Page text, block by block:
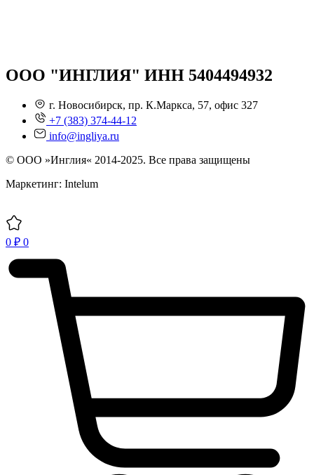
ООО "ИНГЛИЯ" ИНН 5404494932
г. Новосибирск, пр. К.Маркса, 57, офис 327
+7 (383) 374-44-12
info@ingliya.ru
© ООО »Инглия« 2014-2025. Все права защищены
Маркетинг: Intelum
0 ₽ 0